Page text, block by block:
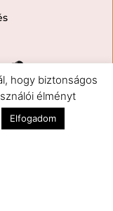
hogy biztonságos
élményt
Elfogadom